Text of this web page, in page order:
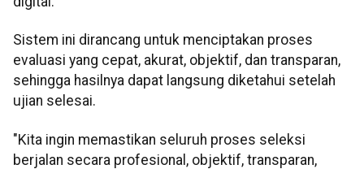
Sistem ini dirancang untuk menciptakan proses
evaluasi yang cepat, akurat, objektif, dan transparan,
sehingga hasilnya dapat langsung diketahui setelah
ujian selesai.
"Kita ingin memastikan seluruh proses seleksi
berjalan secara profesional, objektif, transparan,